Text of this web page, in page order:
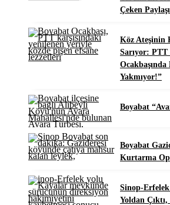
Çeken
Köz Ateşinin
Sarıyor: PTT
Yakmıyor!”
Boyabat
Boyabat
Kurtarma
Sinop-
Yoldan